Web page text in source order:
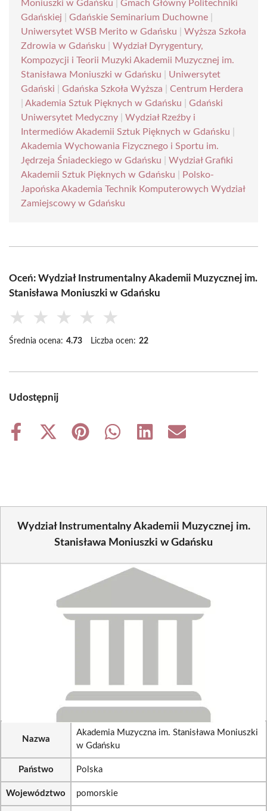
Moniuszki w Gdańsku
Gmach Główny Politechniki
Gdańskiej
Gdańskie Seminarium Duchowne
Uniwersytet WSB Merito w Gdańsku
Wyższa Szkoła
Zdrowia w Gdańsku
Wydział Dyrygentury,
Kompozycji i Teorii Muzyki Akademii Muzycznej im.
Stanisława Moniuszki w Gdańsku
Uniwersytet
Gdański
Gdańska Szkoła Wyższa
Centrum Herdera
Akademia Sztuk Pięknych w Gdańsku
Gdański
Uniwersytet Medyczny
Wydział Rzeźby i
Intermediów Akademii Sztuk Pięknych w Gdańsku
Akademia Wychowania Fizycznego i Sportu im.
Jędrzeja Śniadeckiego w Gdańsku
Wydział Grafiki
Akademii Sztuk Pięknych w Gdańsku
Polsko-
Japońska Akademia Technik Komputerowych Wydział
Zamiejscowy w Gdańsku
Oceń: Wydział Instrumentalny Akademii Muzycznej im.
Stanisława Moniuszki w Gdańsku
★ ★ ★ ★ ★
Średnia ocena: 4.73 Liczba ocen: 22
Udostępnij
Share
Share
Share
Share
Share
Share
Wydział Instrumentalny Akademii Muzycznej im.
Stanisława Moniuszki w Gdańsku
Nazwa
Akademia Muzyczna im. Stanisława Moniuszki
w Gdańsku
Państwo Polska
Województwo pomorskie